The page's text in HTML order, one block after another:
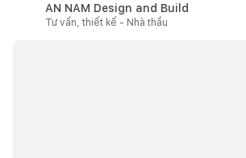
AN NAM Design and Build
Tư vấn, thiết kế - Nhà thầu